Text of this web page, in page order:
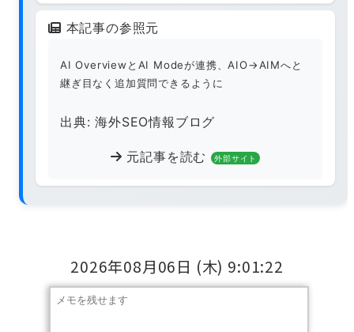
本記事の参照元
AI OverviewとAI Modeが連携、AIO→AIMへと
継ぎ目なく追加質問できるように
出典: 海外SEO情報ブログ
元記事を読む 外部サイト
2026年08月06日 (木) 9:01:23